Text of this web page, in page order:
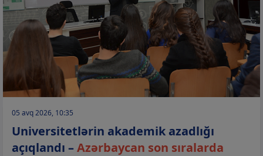
05 avq 2026, 10:35
Universitetlərin akademik azadlığı
açıqlandı –Azərbaycan son sıralarda